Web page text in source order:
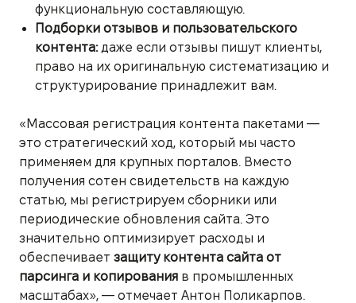
функциональную составляющую.
Подборки отзывов и пользовательского
контента:даже если отзывы пишут клиенты,
право на их оригинальную систематизацию и
структурирование принадлежит вам.
«Массовая регистрация контента пакетами —
это стратегический ход, который мы часто
применяем для крупных порталов. Вместо
получения сотен свидетельств на каждую
статью, мы регистрируем сборники или
периодические обновления сайта. Это
значительно оптимизирует расходы и
обеспечивает защиту контента сайта от
парсинга и копирования в промышленных
масштабах», — отмечает Антон Поликарпов.